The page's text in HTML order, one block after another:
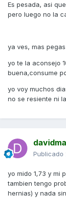
Es pesada, asi
pero luego no la
ya ves, mas
yo te la aconsejo
buena,consume
yo voy muchos
no se resiente ni
Publicado
yo mido 1,73 y mi
tambien tengo
hernias) y nada